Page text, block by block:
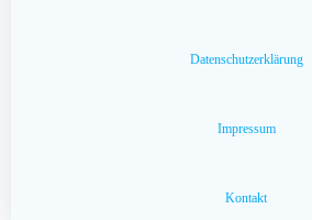
Datenschutzerklärung
Impressum
Kontakt